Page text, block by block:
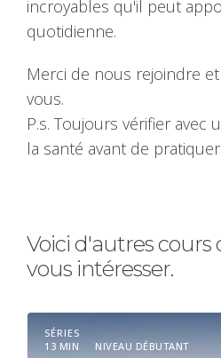
incroyables qu'il peut
quotidienne.
Merci de nous rejoindre
vous.
P.s. Toujours vérifier avec
la santé avant de
Voici d'autres
vous intéresser.
SÉRIES
13 MIN
NIVEAU DÉBUTANT